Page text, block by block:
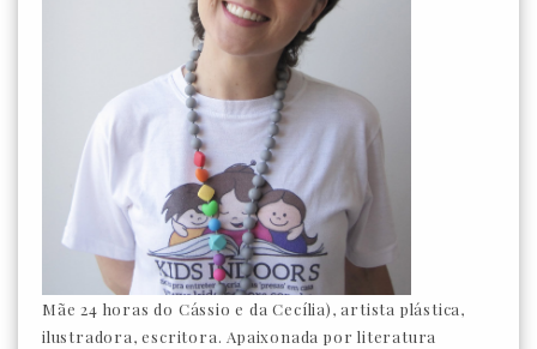
Mãe 24 horas do Cássio e da Cecília), artista plástica,
ilustradora, escritora. Apaixonada por literatura